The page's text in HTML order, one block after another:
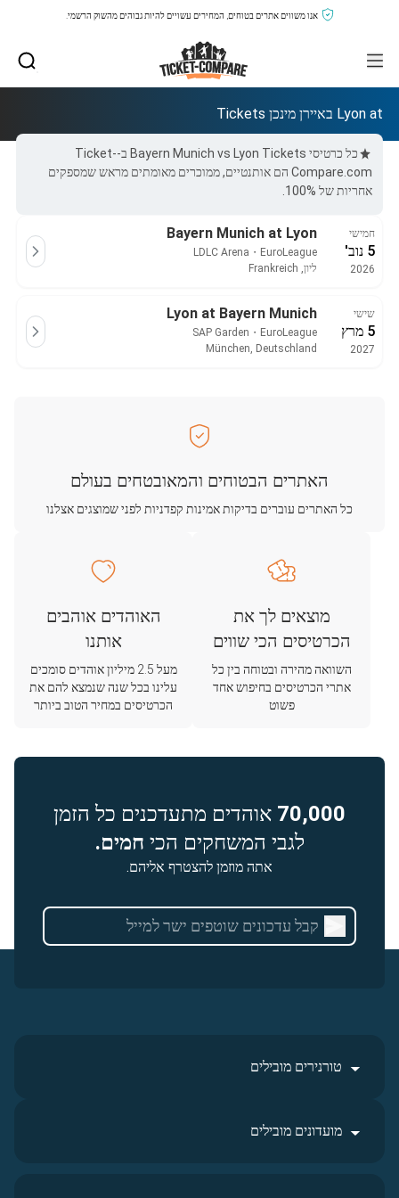
אנו משווים אתרים בטוחים, המחירים עשויים להיות גבוהים מהשוק הרשמי.
Lyon at באיירן מינכן Tickets
כל כרטיסי Bayern Munich vs Lyon Tickets ב-Ticket-
Compare.com הם אותנטיים, ממוכרים מאומתים מראש שמספקים
אחריות של 100%.
חמישי
5 נוב'
2026
Bayern Munich at Lyon
EuroLeague
・
LDLC Arena
ליון, Frankreich
שישי
5 מרץ
2027
Lyon at Bayern Munich
EuroLeague
・
SAP Garden
München, Deutschland
האתרים הבטוחים והמאובטחים בעולם
כל האתרים עוברים בדיקות אמינות קפדניות לפני שמוצגים אצלנו
מוצאים לך את
הכרטיסים הכי שווים
השוואה מהירה ובטוחה בין כל
אתרי הכרטיסים בחיפוש אחד
פשוט
האוהדים אוהבים
אותנו
מעל 2.5 מיליון אוהדים סומכים
עלינו בכל שנה שנמצא להם את
הכרטיסים במחיר הטוב ביותר
70,000 אוהדים מתעדכנים כל הזמן
לגבי המשחקים הכי חמים.
אתה מוזמן להצטרף אליהם.
טורנירים מובילים
מועדונים מובילים